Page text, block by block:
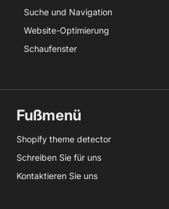
Suche und Navigation
Website-Optimierung
Schaufenster
Fußmenü
Shopify theme detector
Schreiben Sie für uns
Kontaktieren Sie uns